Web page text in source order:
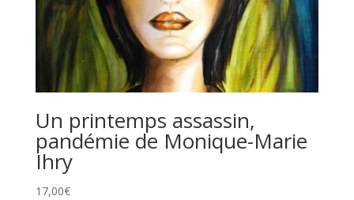
Un printemps assassin,
pandémie de Monique-Marie
Ihry
17,00€